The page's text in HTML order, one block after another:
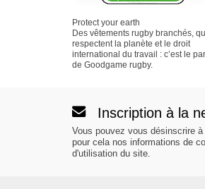
Protect your earth
Des vêtements rugby branchés,
respectent la planète et le droit
international du travail : c’est le
de Goodgame rugby.
Inscription à la
Vous pouvez vous désinscrire
pour cela nos informations de
d'utilisation du site.